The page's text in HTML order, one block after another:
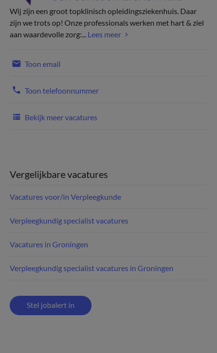
Wij zijn een groot topklinisch opleidingsziekenhuis. Daar
zijn we trots op! Onze professionals werken met hart & ziel
aan waardevolle zorg:... Lees meer
Toon email
Toon telefoonnummer
Bekijk meer vacatures
Vergelijkbare vacatures
Vacatures voor/in Verpleegkunde
Verpleegkundig specialist vacatures
Vacatures in Groningen
Verpleegkundig specialist vacatures in Groningen
Stel jobalert in